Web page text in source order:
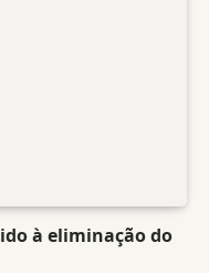
à eliminação do